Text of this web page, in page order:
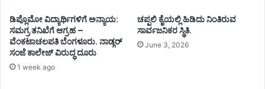
ಡಿಪ್ಲೊಮೋ ವಿದ್ಯಾರ್ಥಿಗಳಿಗೆ ಅನ್ಯಾಯ:
ಸಮಗ್ರ ತನಿಖೆಗೆ ಆಗ್ರಹ –
ವೆಂಕಟಾಚಲಪತಿ ಬೆಂಗಳೂರು. ನಾಡ್ಗರ್
ಸಂಜೆ ಕಾಲೇಜ್ ವಿರುದ್ಧ ದೂರು
1 week ago
ಚಪ್ಪಲಿ ಕೈಯಲ್ಲಿ ಹಿಡಿದು ನಿಂತಿರುವ
ಸಾರ್ವಜನಿಕರ ಸ್ಥಿತಿ.
June 3, 2026